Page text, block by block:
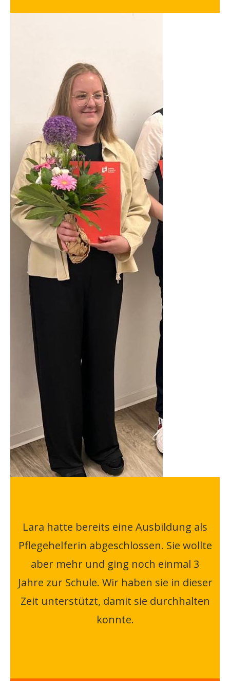
Lara hatte bereits eine Ausbildung als
Pflegehelferin abgeschlossen. Sie wollte
aber mehr und ging noch einmal 3
Jahre zur Schule. Wir haben sie in dieser
Zeit unterstützt, damit sie durchhalten
konnte.